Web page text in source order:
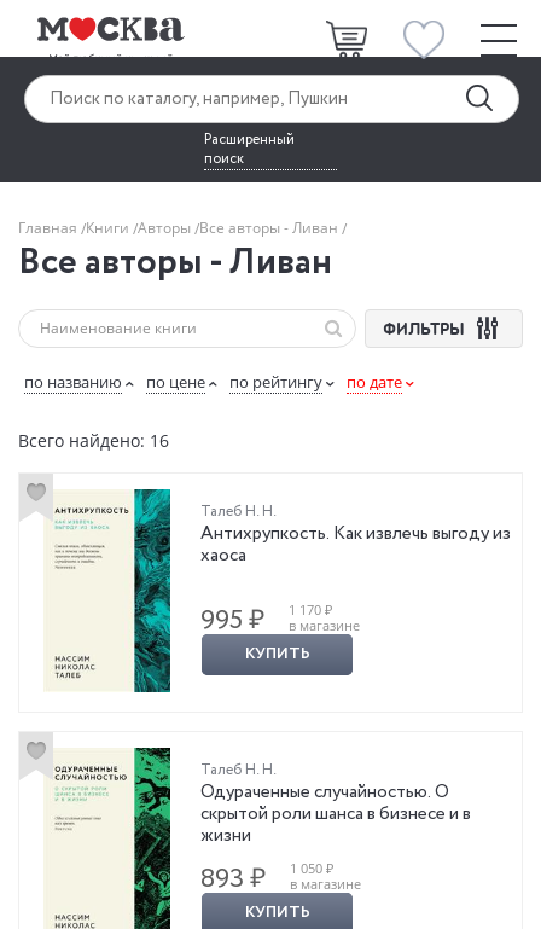
Расширенный
поиск
Главная Книги Авторы Все авторы - Ливан
Все авторы - Ливан
ФИЛЬТРЫ
по названию по цене по рейтингу по дате
Всего найдено: 16
Талеб Н. Н.
Антихрупкость. Как извлечь выгоду из
хаоса
995 ₽
1 170 ₽
в магазине
КУПИТЬ
Талеб Н. Н.
Одураченные случайностью. О
скрытой роли шанса в бизнесе и в
жизни
893 ₽
1 050 ₽
в магазине
КУПИТЬ